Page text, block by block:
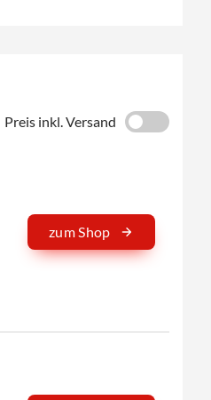
Preis inkl. Versand
zum Shop